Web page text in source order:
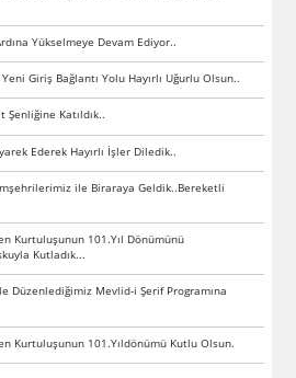
Yükselmeye Devam Ediyor..
Giriş Bağlantı Yolu Hayırlı Uğurlu Olsun..
Şenliğine Katıldık..
Ederek Hayırlı İşler Diledik..
ile Biraraya Geldik..Bereketli
Kurtuluşunun 101.Yıl Dönümünü
Kutladık...
Düzenlediğimiz Mevlid-i Şerif Programına
Kurtuluşunun 101.Yıldönümü Kutlu Olsun.